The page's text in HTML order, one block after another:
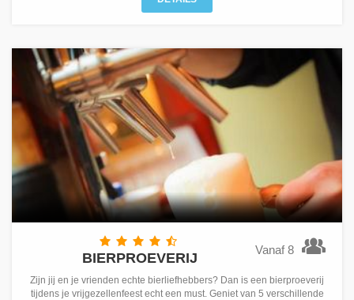
Vanaf 8
BIERPROEVERIJ
Zijn jij en je vrienden echte bierliefhebbers? Dan is een bierproeverij
tijdens je vrijgezellenfeest echt een must. Geniet van 5 verschillende